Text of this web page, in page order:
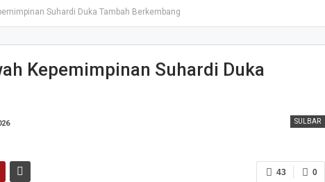
Suhardi Duka Tambah Berkembang
Kepemimpinan Suhardi Duka
SULBAR
0
43